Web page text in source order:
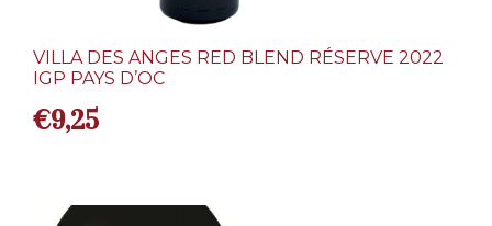
VILLA DES ANGES RED BLEND RÉSERVE 2022
IGP PAYS D’OC
€9,25